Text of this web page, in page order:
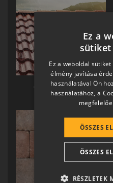
TERRÁN TETŐ
Ez a
sütiket
Ez a weboldal
élmény javítása
használatával Ön
használatához, a
ÖSSZES
ÖSSZES
RÉSZLETEK